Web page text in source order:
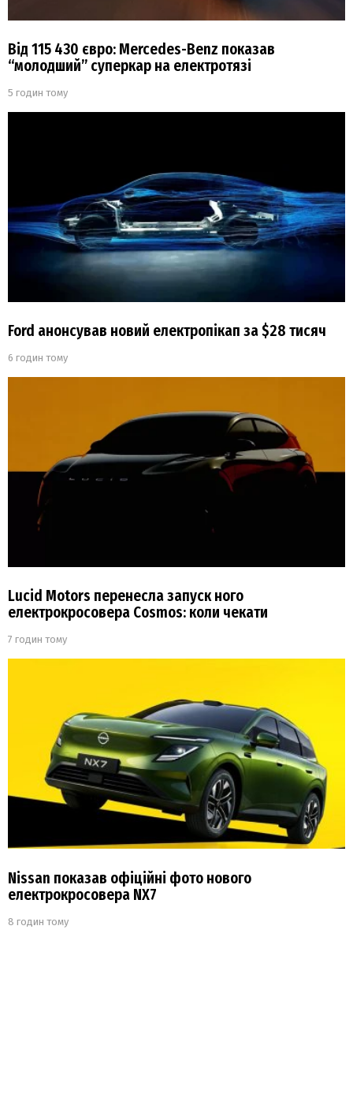
Від 115 430 євро: Mercedes-Benz показав
“молодший” суперкар на електротязі
5 годин тому
Ford анонсував новий електропікап за $28 тисяч
6 годин тому
Lucid Motors перенесла запуск ного
електрокросовера Cosmos: коли чекати
7 годин тому
Nissan показав офіційні фото нового
електрокросовера NX7
8 годин тому